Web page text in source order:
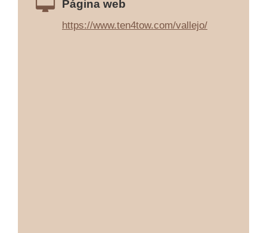
Página web
https://www.ten4tow.com/vallejo/